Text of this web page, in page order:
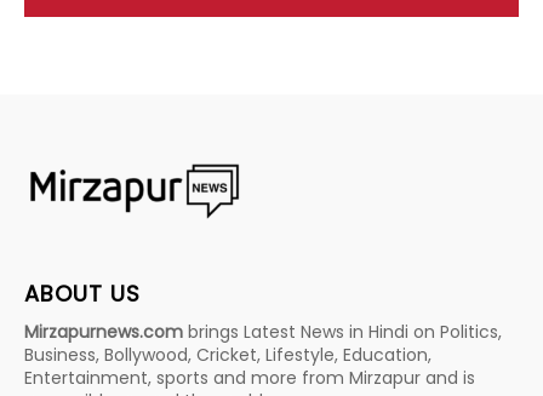
ABOUT US
Mirzapurnews.com brings Latest News in Hindi on Politics,
Business, Bollywood, Cricket, Lifestyle, Education,
Entertainment, sports and more from Mirzapur and is